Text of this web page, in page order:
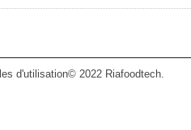
d'utilisation© 2022 Riafoodtech.